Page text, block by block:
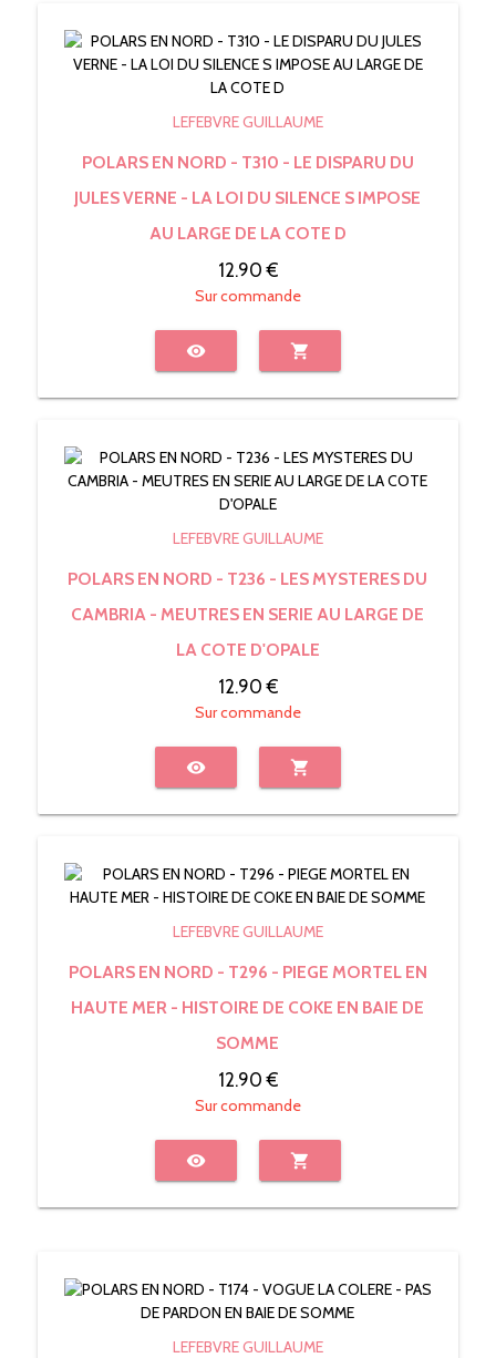
LEFEBVRE GUILLAUME
POLARS EN NORD - T310 - LE DISPARU DU
JULES VERNE - LA LOI DU SILENCE S IMPOSE
AU LARGE DE LA COTE D
12.90 €
Sur commande
visibility shopping_cart
LEFEBVRE GUILLAUME
POLARS EN NORD - T236 - LES MYSTERES DU
CAMBRIA - MEUTRES EN SERIE AU LARGE DE
LA COTE D'OPALE
12.90 €
Sur commande
visibility shopping_cart
LEFEBVRE GUILLAUME
POLARS EN NORD - T296 - PIEGE MORTEL EN
HAUTE MER - HISTOIRE DE COKE EN BAIE DE
SOMME
12.90 €
Sur commande
visibility shopping_cart
LEFEBVRE GUILLAUME